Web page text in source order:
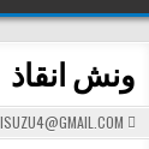
ونش انقاذ